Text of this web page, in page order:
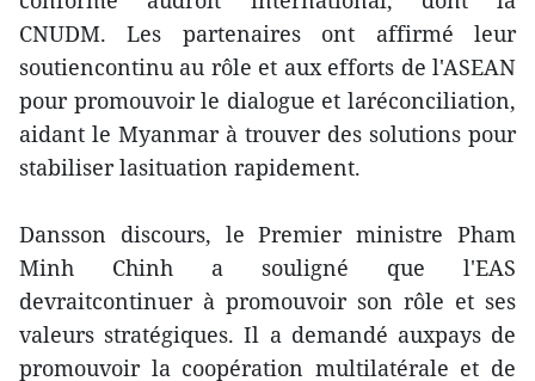
CNUDM. Les partenaires ont affirmé leur
soutiencontinu au rôle et aux efforts de l'ASEAN
pour promouvoir le dialogue et laréconciliation,
aidant le Myanmar à trouver des solutions pour
stabiliser lasituation rapidement.
Dansson discours, le Premier ministre Pham
Minh Chinh a souligné que l'EAS
devraitcontinuer à promouvoir son rôle et ses
valeurs stratégiques. Il a demandé auxpays de
promouvoir la coopération multilatérale et de